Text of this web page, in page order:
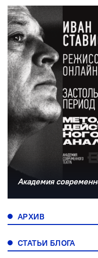
Академия
АРХИВ
СТАТЬИ БЛОГА